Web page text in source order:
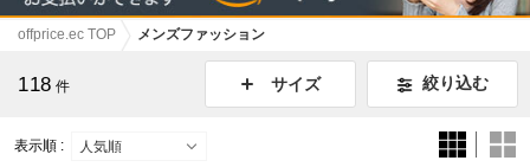
offprice.ec TOP メンズファッション
118 件 サイズ 絞り込む
表示順 :